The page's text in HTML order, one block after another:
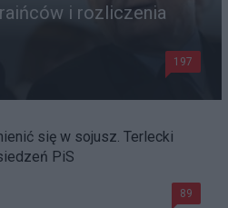
i rozliczenia
197
się w sojusz. Terlecki
PiS
89